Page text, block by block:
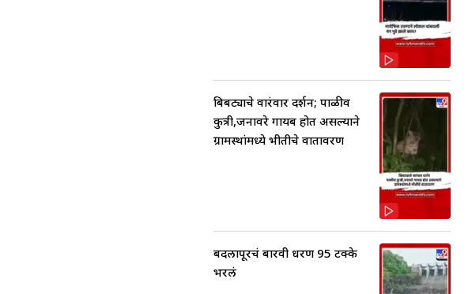
बिबट्याचे वारंवार दर्शन; पाळीव
कुत्री,जनावरे गायब होत असल्याने
ग्रामस्थांमध्ये भीतीचे वातावरण
बदलापूरचं बारवी धरण 95 टक्के
भरलं